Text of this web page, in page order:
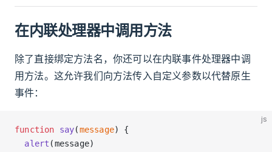
在内联处理器中调用方法
除了直接绑定方法名，你还可以在内联事件处理器中调
用方法。这允许我们向方法传入自定义参数以代替原生
事件：
js
function say(message) {
  alert
(message)